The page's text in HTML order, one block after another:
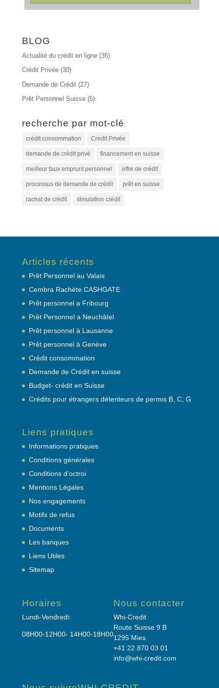
BLOG
Actualité du crédit en ligne(35)
Crédit Privée(30)
Demande de Crédit(27)
Prêt Personnel Suisse(5)
recherche par mot-clé
crédit consommation Crédit Privée
demande de crédit privé financement en suisse
meilleur taux emprunt personnel offre de crédit
processus de demande de crédit prêt en suisse
rachat de crédit simulation crédit
Articles récents
Prêt Personnel au Valais
Cembra Rachète CASHGATE
Prêt personnel a Fribourg
Prêt Personnel a Neuchâtel
Prêt personnel à Lausanne
Prêt personnel à Genève
Crédit consommation
Demande de Crédit en suisse
Budget- crédit en Suisse
Crédits pour étrangers détenteurs de permis B, C, G
Liens pratiques
Informations pratiques
Conditions générales
Conditions d’octroi
Mentions Légales
Nos engagements
Motifs de refus
Documents
Les banques
Liens Utiles
Sitemap
Horaires
Lundi-Vendredi:
08H00-12H00- 14H00-18H00
Nous contacter
Whi-Credit
Route Suisse 9 B
1295 Mies
+41 22 870 03 01
info@whi-credit.com